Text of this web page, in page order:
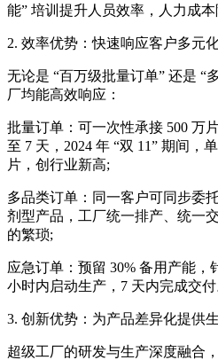
能” 培训提升人员效率，人力成本
2. 效率优势：快速响应客户多元
无论是 “百万级批量订单” 还是 “
厂均能高效响应：
批量订单：可一次性承接 500 万
至 7 天，2024 年 “双 11” 期间，
片，创行业新高;
多品类订单：同一客户可同步委
剂型产品，工厂统一排产、统一
的繁琐;
应急订单：预留 30% 备用产能，
小时内启动生产，7 天内完成交付
3. 创新优势：为产品差异化提供
超级工厂的研发与生产深度融合